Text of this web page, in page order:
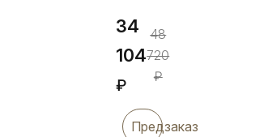
34
104
₽
48
720
₽
Предзаказ